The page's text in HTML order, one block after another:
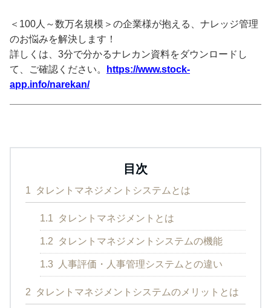
＜100人～数万名規模＞の企業様が抱える、ナレッジ管理
のお悩みを解決します！
詳しくは、3分で分かるナレカン資料をダウンロードし
て、ご確認ください。
https://www.stock-
app.info/narekan/
目次
1 タレントマネジメントシステムとは
1.1 タレントマネジメントとは
1.2 タレントマネジメントシステムの機能
1.3 人事評価・人事管理システムとの違い
2 タレントマネジメントシステムのメリットとは